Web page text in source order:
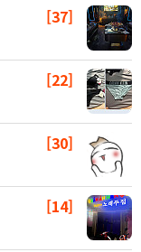
[37]
[22]
[30]
[14]